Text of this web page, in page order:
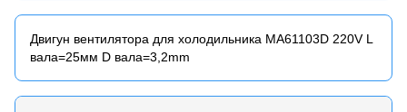
Двигун вентилятора для холодильника MA61103D 220V L
вала=25мм D вала=3,2mm